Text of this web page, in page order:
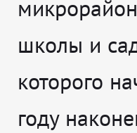
школы и
которого
году